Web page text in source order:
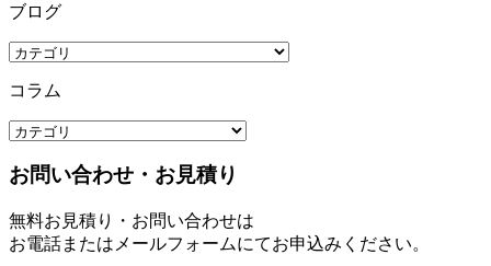
ブログ
コラム
お問い合わせ・お見積り
無料お見積り・お問い合わせは
お電話またはメールフォームにてお申込みください。